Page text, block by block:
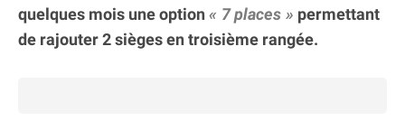
quelques mois une option
7 places
permettant
de rajouter 2 sièges en troisième rangée.